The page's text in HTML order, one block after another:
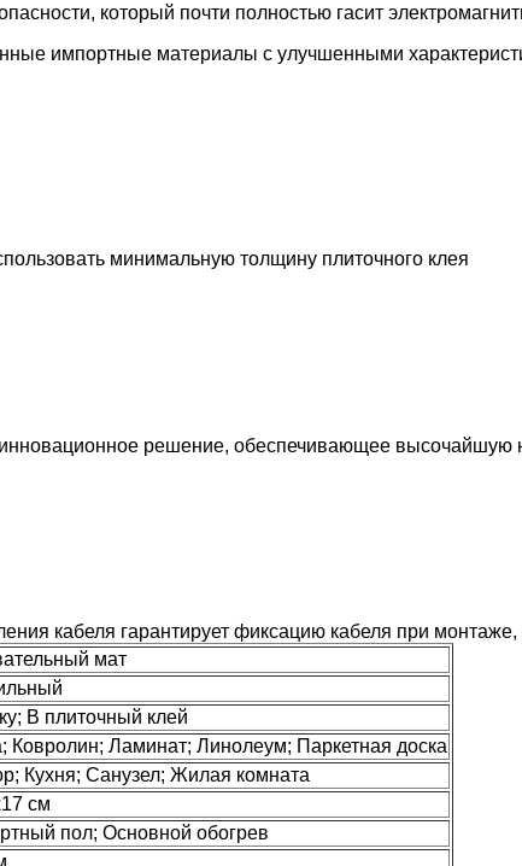
который почти полностью гасит
импортные материалы с улучшенными
минимальную толщину плиточного клея
решение, обеспечивающее высочайшую
кабеля гарантирует фиксацию кабеля при
мат
В плиточный клей
Ковролин; Ламинат; Линолеум; Паркетная доска
Кухня; Санузел; Жилая комната
см
пол; Основной обогрев